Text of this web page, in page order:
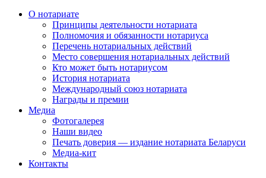
О нотариате
Принципы деятельности нотариата
Полномочия и обязанности нотариуса
Перечень нотариальных действий
Место совершения нотариальных действий
Кто может быть нотариусом
История нотариата
Международный союз нотариата
Награды и премии
Медиа
Фотогалерея
Наши видео
Печать доверия — издание нотариата Беларуси
Медиа-кит
Контакты